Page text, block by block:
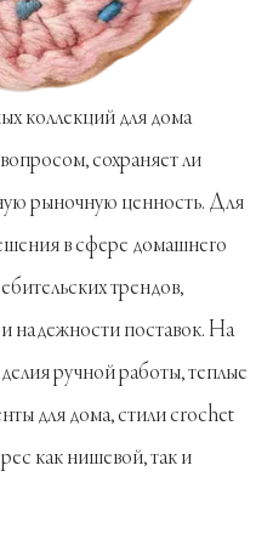
коллекций для дома
сохраняет ли
рыночную ценность. Для
в сфере домашнего
трендов,
надежности поставок. На
ручной работы, теплые
для дома, стили crochet
как нишевой, так и